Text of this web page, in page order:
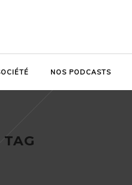
NOS PODCASTS
TAG